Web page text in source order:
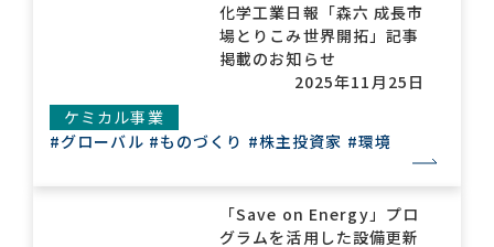
化学工業日報「森六 成長市
場とりこみ世界開拓」記事
掲載のお知らせ
2025年11月25日
ケミカル事業
#グローバル #ものづくり #株主投資家 #環境
「Save on Energy」プロ
グラムを活用した設備更新